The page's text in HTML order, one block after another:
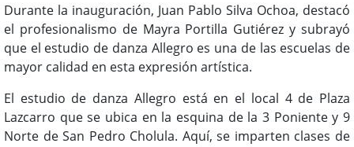
Durante la inauguración, Juan Pablo Silva Ochoa, destacó
el profesionalismo de Mayra Portilla Gutiérez y subrayó
que el estudio de danza Allegro es una de las escuelas de
mayor calidad en esta expresión artística.
El estudio de danza Allegro está en el local 4 de Plaza
Lazcarro que se ubica en la esquina de la 3 Poniente y 9
Norte de San Pedro Cholula. Aquí, se imparten clases de